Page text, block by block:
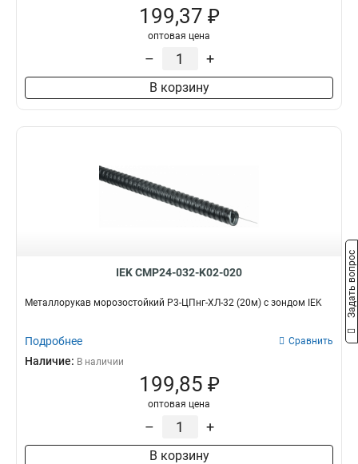
199,37 ₽
оптовая цена
– +
В корзину
IEK CMP24-032-K02-020
Металлорукав морозостойкий Р3-ЦПнг-ХЛ-32 (20м) с зондом IEK
Подробнее Сравнить
Наличие: В наличии
199,85 ₽
оптовая цена
– +
В корзину
Задать вопрос